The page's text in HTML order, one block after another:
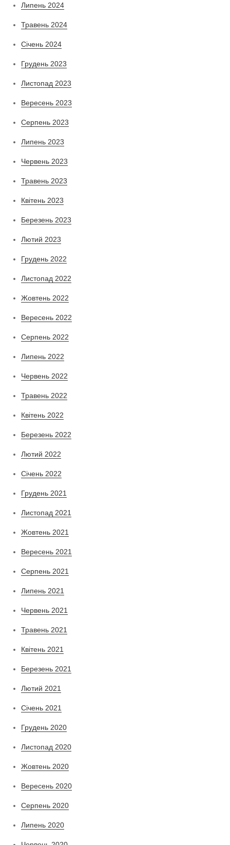
Липень 2024
Травень 2024
Січень 2024
Грудень 2023
Листопад 2023
Вересень 2023
Серпень 2023
Липень 2023
Червень 2023
Травень 2023
Квітень 2023
Березень 2023
Лютий 2023
Грудень 2022
Листопад 2022
Жовтень 2022
Вересень 2022
Серпень 2022
Липень 2022
Червень 2022
Травень 2022
Квітень 2022
Березень 2022
Лютий 2022
Січень 2022
Грудень 2021
Листопад 2021
Жовтень 2021
Вересень 2021
Серпень 2021
Липень 2021
Червень 2021
Травень 2021
Квітень 2021
Березень 2021
Лютий 2021
Січень 2021
Грудень 2020
Листопад 2020
Жовтень 2020
Вересень 2020
Серпень 2020
Липень 2020